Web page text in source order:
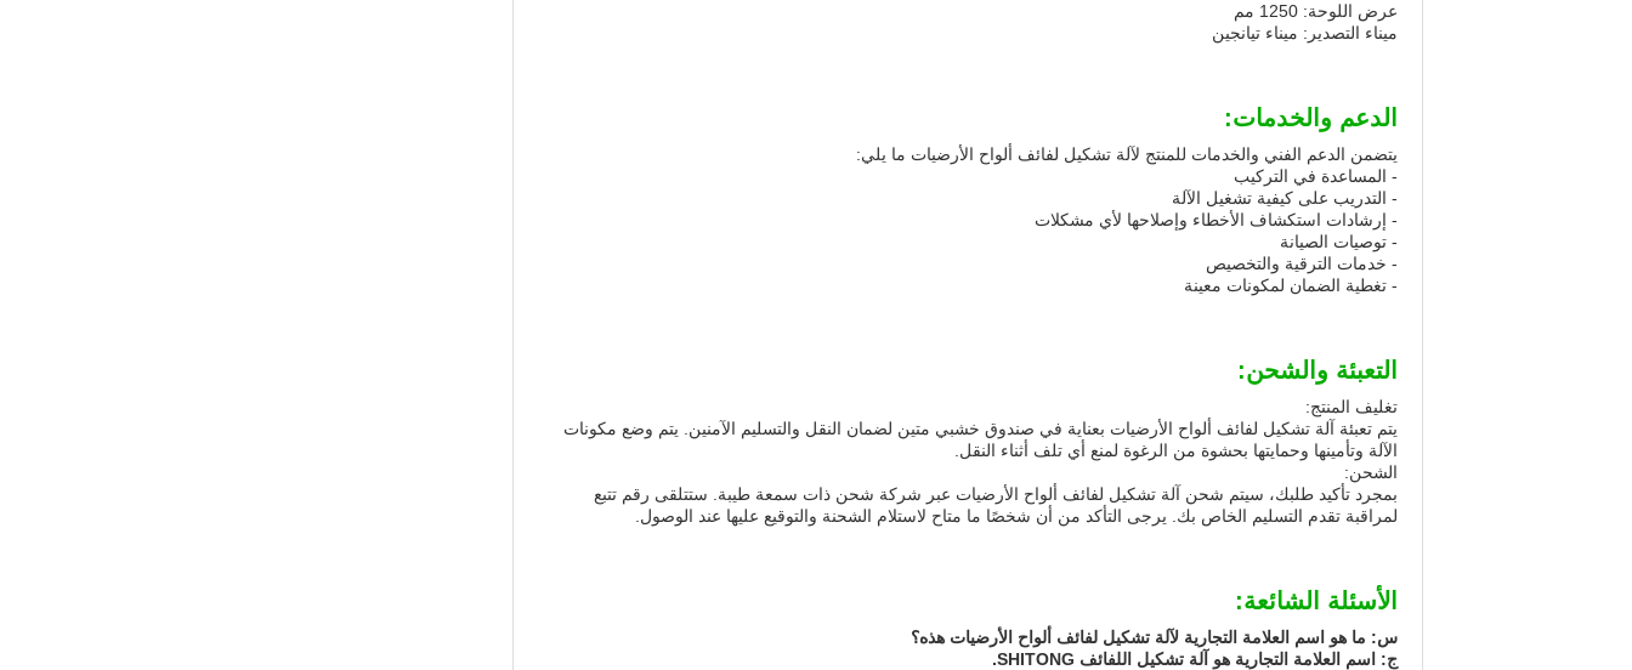
عرض اللوحة: 1250 مم
ميناء التصدير: ميناء تيانجين
الدعم والخدمات:
يتضمن الدعم الفني والخدمات للمنتج لآلة تشكيل لفائف ألواح الأرضيات ما يلي:
- المساعدة في التركيب
- التدريب على كيفية تشغيل الآلة
- إرشادات استكشاف الأخطاء وإصلاحها لأي مشكلات
- توصيات الصيانة
- خدمات الترقية والتخصيص
- تغطية الضمان لمكونات معينة
التعبئة والشحن:
تغليف المنتج:
يتم تعبئة آلة تشكيل لفائف ألواح الأرضيات بعناية في صندوق خشبي متين لضمان النقل والتسليم الآمنين. يتم وضع مكونات
الآلة وتأمينها وحمايتها بحشوة من الرغوة لمنع أي تلف أثناء النقل.
الشحن:
بمجرد تأكيد طلبك، سيتم شحن آلة تشكيل لفائف ألواح الأرضيات عبر شركة شحن ذات سمعة طيبة. ستتلقى رقم تتبع
لمراقبة تقدم التسليم الخاص بك. يرجى التأكد من أن شخصًا ما متاح لاستلام الشحنة والتوقيع عليها عند الوصول.
الأسئلة الشائعة:
س: ما هو اسم العلامة التجارية لآلة تشكيل لفائف ألواح الأرضيات هذه؟
ج: اسم العلامة التجارية هو آلة تشكيل اللفائف SHITONG.